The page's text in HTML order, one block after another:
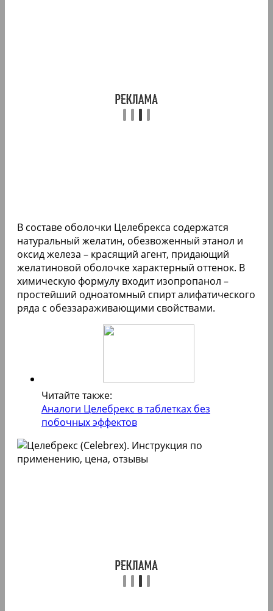
В составе оболочки Целебрекса содержатся
натуральный желатин, обезвоженный этанол и
оксид железа – красящий агент, придающий
желатиновой оболочке характерный оттенок. В
химическую формулу входит изопропанол –
простейший одноатомный спирт алифатического
ряда с обеззараживающими свойствами.
Читайте также:
Аналоги Целебрекс в таблетках без
побочных эффектов